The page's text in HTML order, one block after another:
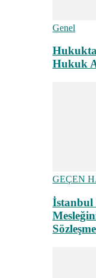
Genel
Hukuk
GEÇEN
İstanbul